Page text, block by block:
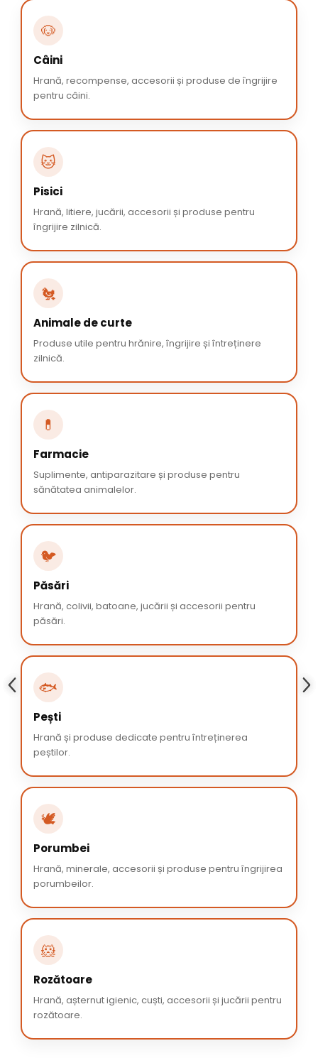
🐶
Câini
Hrană, recompense, accesorii și produse de îngrijire
pentru câini.
🐱
Pisici
Hrană, litiere, jucării, accesorii și produse pentru
îngrijire zilnică.
🐔
Animale de curte
Produse utile pentru hrănire, îngrijire și întreținere
zilnică.
💊
Farmacie
Suplimente, antiparazitare și produse pentru
sănătatea animalelor.
🐦
Păsări
Hrană, colivii, batoane, jucării și accesorii pentru
păsări.
🐟
Pești
Hrană și produse dedicate pentru întreținerea
peștilor.
🕊️
Porumbei
Hrană, minerale, accesorii și produse pentru îngrijirea
porumbeilor.
🐹
Rozătoare
Hrană, așternut igienic, cuști, accesorii și jucării pentru
rozătoare.